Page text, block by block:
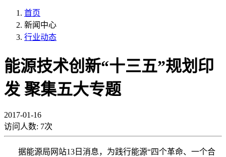
首页
新闻中心
行业动态
能源技术创新“十三五”规划印
发 聚集五大专题
2017-01-16
访问人数: 7次
据能源局网站13日消息，为践行能源“四个革命、一个合